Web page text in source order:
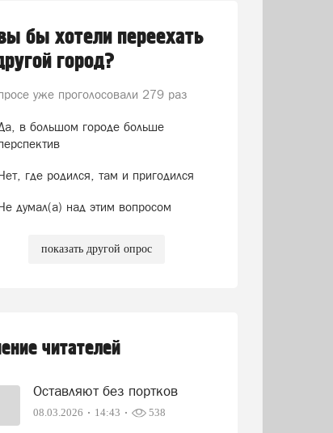
бы хотели переехать
город?
уже проголосовали 279 раз
в большом городе больше
где родился, там и пригодился
думал(а) над этим вопросом
показать другой опрос
читателей
Оставляют без портков
08.03.2026 14:43 538